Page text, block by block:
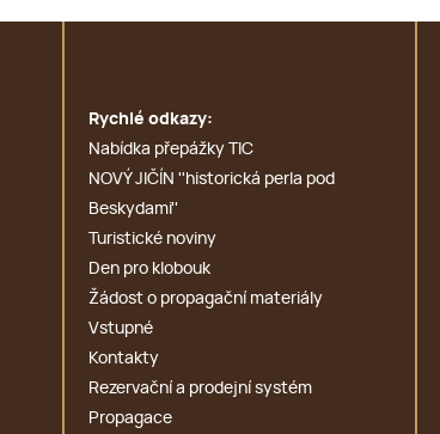
Rychlé odkazy:
Nabídka přepážky TIC
NOVÝ JIČÍN ''historická perla pod
Beskydami''
Turistické noviny
Den pro klobouk
Žádost o propagační materiály
Vstupné
Kontakty
Rezervační a prodejní systém
Propagace